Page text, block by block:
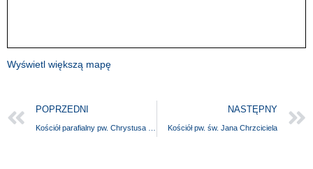
Wyświetl większą mapę
POPRZEDNI NASTĘPNY
Kościół pw. św. Jana Chrzciciela